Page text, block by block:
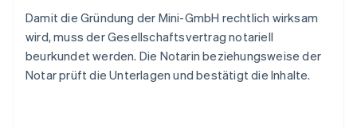
Damit die Gründung der Mini-GmbH rechtlich wirksam
wird, muss der Gesellschaftsvertrag notariell
beurkundet werden. Die Notarin beziehungsweise der
Notar prüft die Unterlagen und bestätigt die Inhalte.